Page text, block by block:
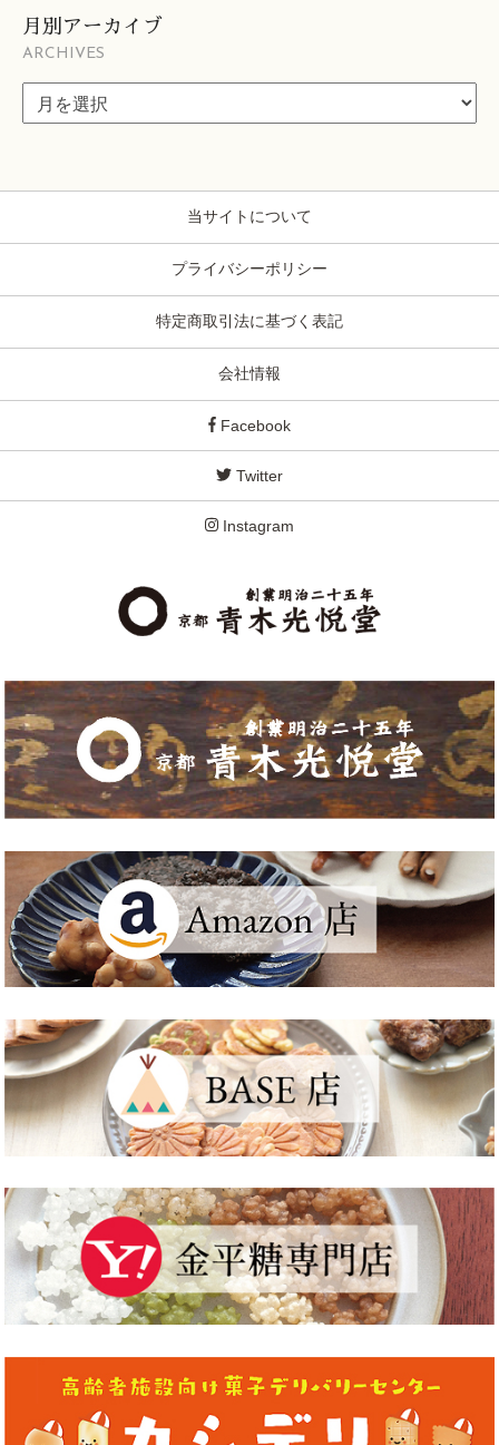
月別アーカイブ
ARCHIVES
当サイトについて
プライバシーポリシー
特定商取引法に基づく表記
会社情報
Facebook
Twitter
Instagram